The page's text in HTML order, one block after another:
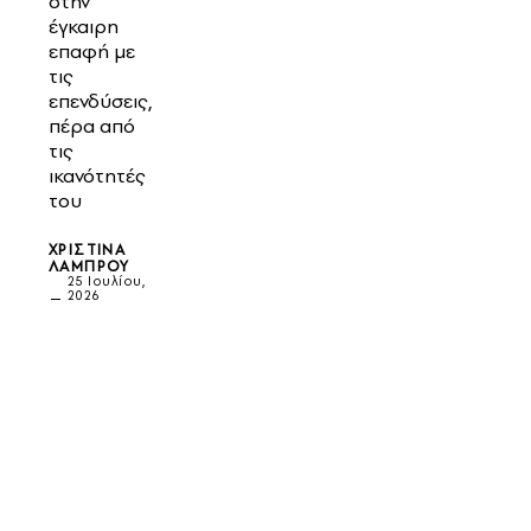
έγκαιρη
επαφή με
τις
επενδύσεις,
πέρα από
τις
ικανότητές
του
ΧΡΙΣΤΊΝΑ
ΛΆΜΠΡΟΥ
25 Ιουλίου,
2026